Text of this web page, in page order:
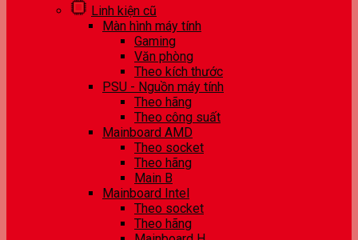
Linh kiện cũ
Màn hình máy tính
Gaming
Văn phòng
Theo kích thước
PSU - Nguồn máy tính
Theo hãng
Theo công suất
Mainboard AMD
Theo socket
Theo hãng
Main B
Mainboard Intel
Theo socket
Theo hãng